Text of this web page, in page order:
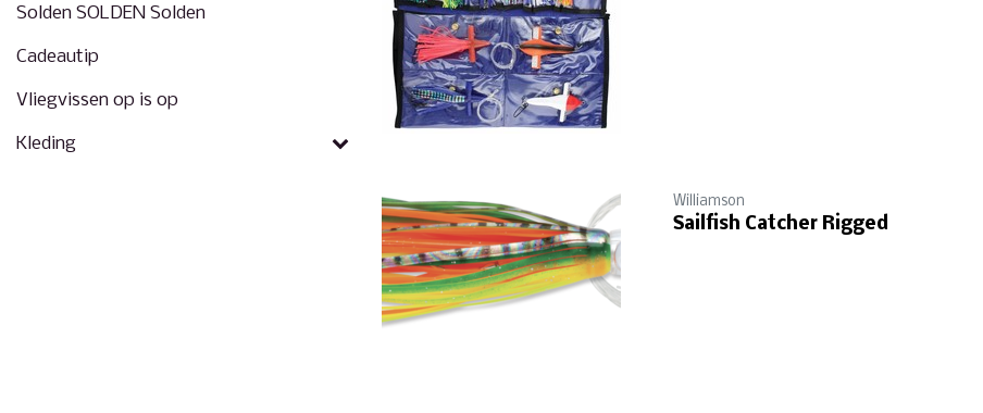
Solden SOLDEN Solden
Cadeautip
Vliegvissen op is op
Kleding
Williamson
Sailfish Catcher Rigged